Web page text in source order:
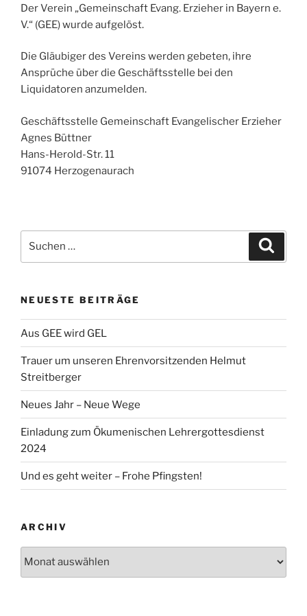
Der Verein „Gemeinschaft Evang. Erzieher in Bayern e.
V.“ (GEE) wurde aufgelöst.
Die Gläubiger des Vereins werden gebeten, ihre
Ansprüche über die Geschäftsstelle bei den
Liquidatoren anzumelden.
Geschäftsstelle Gemeinschaft Evangelischer Erzieher
Agnes Büttner
Hans-Herold-Str. 11
91074 Herzogenaurach
nach:
NEUESTE BEITRÄGE
Aus GEE wird GEL
Trauer um unseren Ehrenvorsitzenden Helmut
Streitberger
Neues Jahr – Neue Wege
Einladung zum Ökumenischen Lehrergottesdienst
2024
Und es geht weiter – Frohe Pfingsten!
ARCHIV